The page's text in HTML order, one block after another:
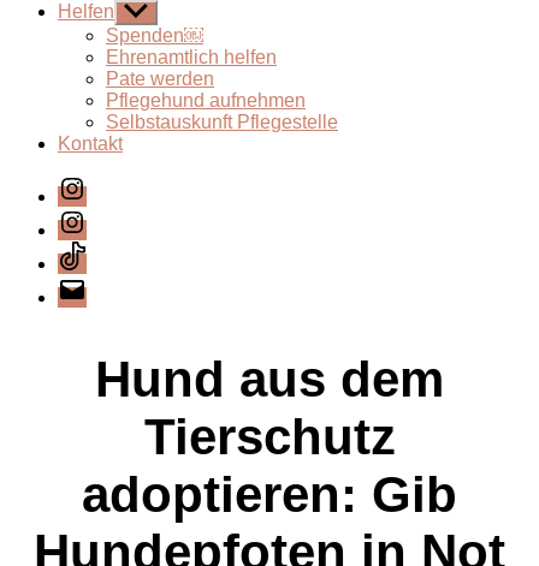
Helfen Untermenü
anzeigen
Spenden￼
Ehrenamtlich helfen
Pate werden
Pflegehund aufnehmen
Selbstauskunft Pflegestelle
Kontakt
Instagram
Instagram
TikTok
E-
Mail
Hund aus dem
Tierschutz
adoptieren: Gib
Hundepfoten in Not